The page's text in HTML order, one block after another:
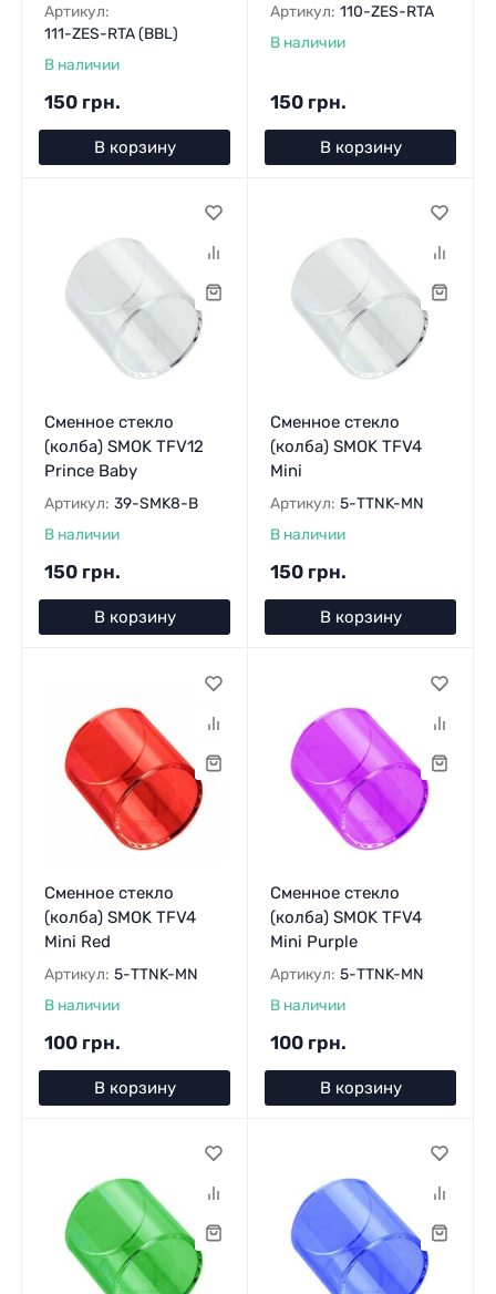
Артикул:
111-ZES-RTA (BBL)
В наличии
150 грн.
В корзину
Артикул: 110-ZES-RTA
В наличии
150 грн.
В корзину
Сменное стекло
(колба) SMOK TFV12
Prince Baby
Артикул: 39-SMK8-B
В наличии
150 грн.
В корзину
Сменное стекло
(колба) SMOK TFV4
Mini
Артикул: 5-TTNK-MN
В наличии
150 грн.
В корзину
Сменное стекло
(колба) SMOK TFV4
Mini Red
Артикул: 5-TTNK-MN
В наличии
100 грн.
В корзину
Сменное стекло
(колба) SMOK TFV4
Mini Purple
Артикул: 5-TTNK-MN
В наличии
100 грн.
В корзину